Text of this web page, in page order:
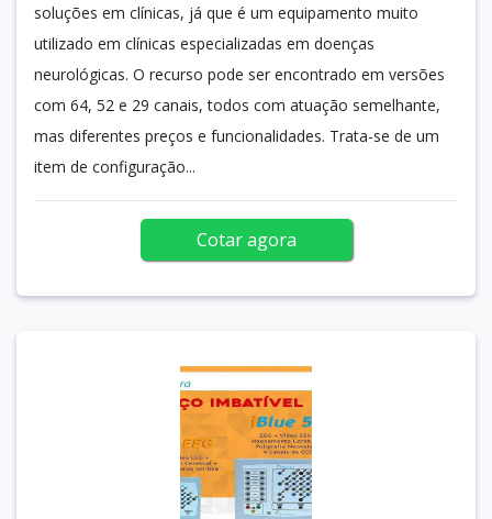
soluções em clínicas, já que é um equipamento muito
utilizado em clínicas especializadas em doenças
neurológicas. O recurso pode ser encontrado em versões
com 64, 52 e 29 canais, todos com atuação semelhante,
mas diferentes preços e funcionalidades. Trata-se de um
item de configuração...
Cotar agora